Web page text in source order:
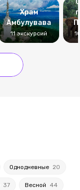
Храм
Амбулувава
11 экскурсий
Однодневные 20
37 Весной 44